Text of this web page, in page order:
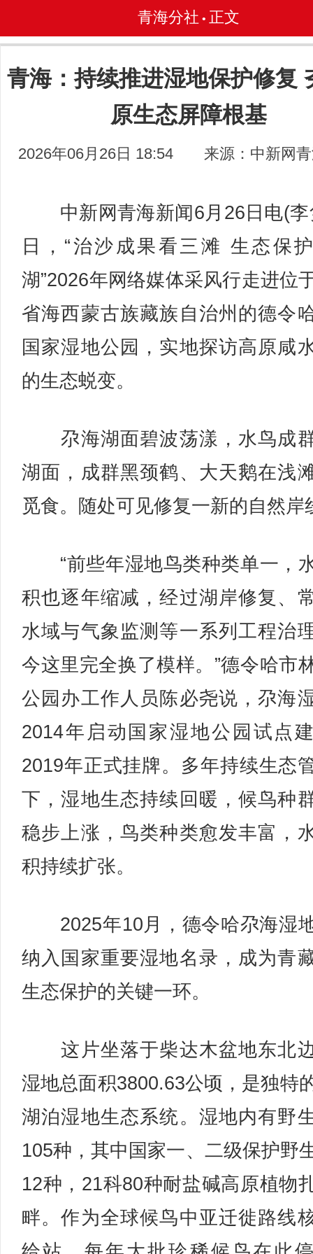
青海分社 • 正文
青海：持续推进湿地保护修复
原生态屏障根基
2026年06月26日 18:54 来源：中新网
中新网青海新闻6月26日电(李
日，“治沙成果看三滩 生态保
湖”2026年网络媒体采风行走进位
省海西蒙古族藏族自治州的德令
国家湿地公园，实地探访高原咸
的生态蜕变。
尕海湖面碧波荡漾，水鸟成
湖面，成群黑颈鹤、大天鹅在浅
觅食。随处可见修复一新的自然岸
“前些年湿地鸟类种类单一，
积也逐年缩减，经过湖岸修复、
水域与气象监测等一系列工程治
今这里完全换了模样。”德令哈市
公园办工作人员陈必尧说，尕海
2014年启动国家湿地公园试点
2019年正式挂牌。多年持续生态
下，湿地生态持续回暖，候鸟种
稳步上涨，鸟类种类愈发丰富，
积持续扩张。
2025年10月，德令哈尕海湿
纳入国家重要湿地名录，成为青
生态保护的关键一环。
这片坐落于柴达木盆地东北
湿地总面积3800.63公顷，是独特
湖泊湿地生态系统。湿地内有野
105种，其中国家一、二级保护野
12种，21科80种耐盐碱高原植物
畔。作为全球候鸟中亚迁徙路线